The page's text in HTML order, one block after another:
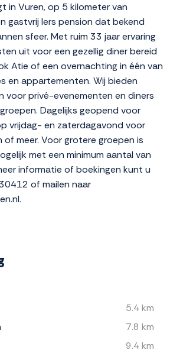
in Vuren, op 5 kilometer van
gastvrij Iers pension dat bekend
sfeer. Met ruim 33 jaar ervaring
uit voor een gezellig diner bereid
Atie of een overnachting in één van
en appartementen. Wij bieden
voor privé-evenementen en diners
Dagelijks geopend voor
vrijdag- en zaterdagavond voor
meer. Voor grotere groepen is
met een minimum aantal van
informatie of boekingen kunt u
of mailen naar
5.4 km
7.8 km
9.4 km